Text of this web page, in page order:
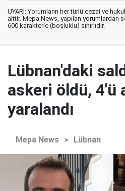
UYARI: Yorumların her türlü cezai ve
aittir. Mepa News, yapılan yorumlardan
600 karakterle (boşluklu) sınırlıdır.
Lübnan'daki
askeri öldü, 4'ü
yaralandı
Mepa News > Lübnan